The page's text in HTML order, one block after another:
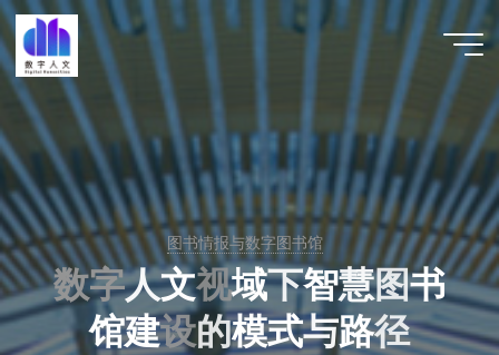
跳
至
内
容
数字人
文 |
DHCN
图书情报与数字图书馆
数字人文视域下智慧图书
馆建设的模式与路径